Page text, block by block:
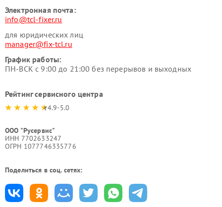
Электронная почта:
info@tcl-fixer.ru
для юридических лиц
manager@fix-tcl.ru
График работы:
ПН-ВСК с 9:00 до 21:00 без перерывов и выходных
Рейтинг сервисного центра
4.9-5.0
ООО "Русервис"
ИНН 7702633247
ОГРН 1077746335776
Поделиться в соц. сетях: